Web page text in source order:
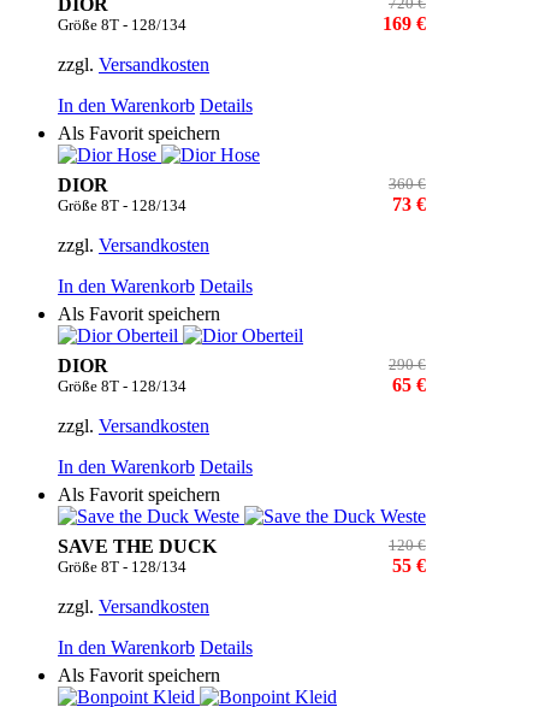
DIOR
Größe 8T - 128/134
169 €
zzgl. Versandkosten
In den Warenkorb Details
Als Favorit speichern
DIOR
Größe 8T - 128/134
360 €
73 €
zzgl. Versandkosten
In den Warenkorb Details
Als Favorit speichern
DIOR
Größe 8T - 128/134
290 €
65 €
zzgl. Versandkosten
In den Warenkorb Details
Als Favorit speichern
SAVE THE DUCK
Größe 8T - 128/134
120 €
55 €
zzgl. Versandkosten
In den Warenkorb Details
Als Favorit speichern